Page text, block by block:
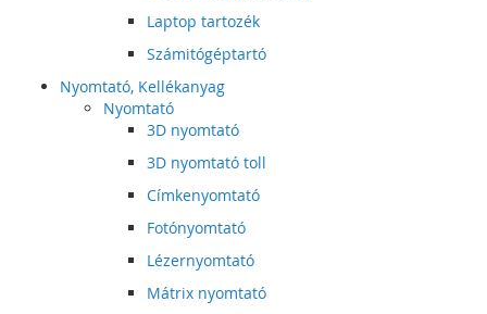
Laptop tartozék
Számitógéptartó
Nyomtató, Kellékanyag
Nyomtató
3D nyomtató
3D nyomtató toll
Címkenyomtató
Fotónyomtató
Lézernyomtató
Mátrix nyomtató